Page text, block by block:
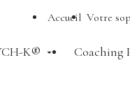
Accueil Votre
K® Coaching